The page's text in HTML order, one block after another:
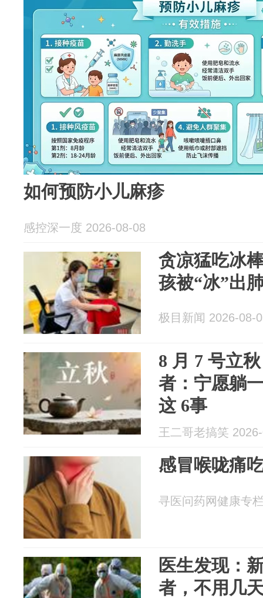
如何预防小儿麻疹
感控深一度 2026-08-08
贪凉猛吃冰
孩被“冰”出
极目新闻 2026-08-
8 月 7 号立
者：宁愿躺
这 6事
王二哥老搞笑
感冒喉咙痛
寻医问药网健康专
医生发现：
者，不用几